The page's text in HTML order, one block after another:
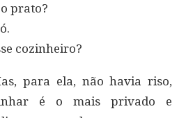
prato?
cozinheiro?
para ela, não havia riso,
é o mais privado e